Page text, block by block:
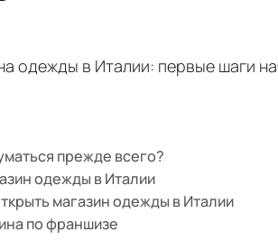
одежды в Италии: первые шаги
прежде всего?
одежды в Италии
магазин одежды в Италии
по франшизе